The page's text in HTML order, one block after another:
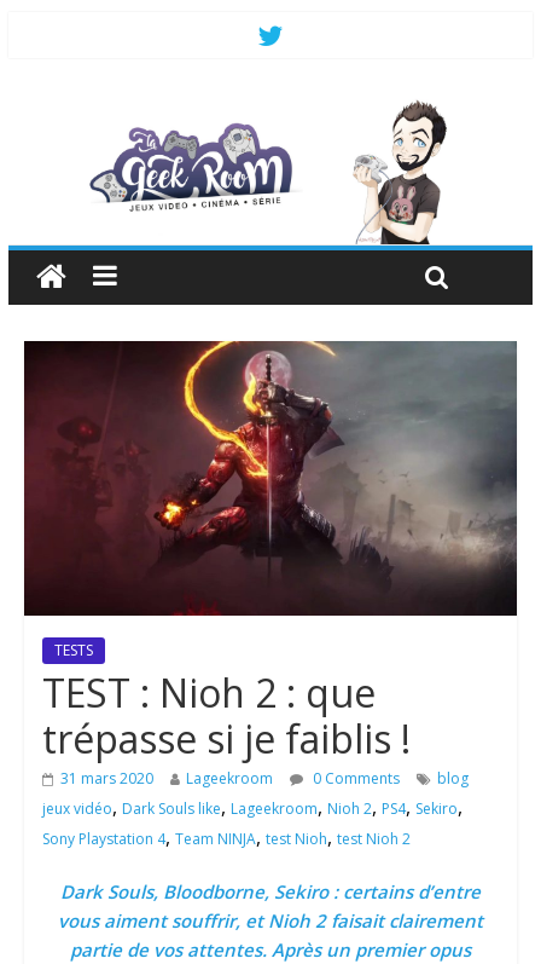
TESTS
TEST : Nioh 2 : que
trépasse si je faiblis !
31 mars 2020 Lageekroom 0 Comments
blog
jeux vidéo, Dark Souls like, Lageekroom, Nioh 2, PS4, Sekiro,
Sony Playstation 4, Team NINJA, test Nioh, test Nioh 2
Dark Souls, Bloodborne, Sekiro : certains d’entre
vous aiment souffrir, et Nioh 2 faisait clairement
partie de vos attentes. Après un premier opus